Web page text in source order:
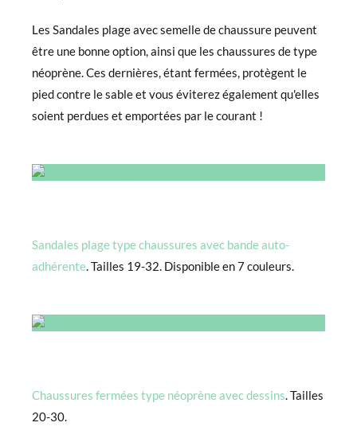
Les Sandales plage avec semelle de chaussure peuvent
être une bonne option, ainsi que les chaussures de type
néoprène. Ces dernières, étant fermées, protègent le
pied contre le sable et vous éviterez également qu'elles
soient perdues et emportées par le courant !
Sandales plage type chaussures avec bande auto-
adhérente. Tailles 19-32. Disponible en 7 couleurs.
Chaussures fermées type néoprène avec dessins. Tailles
20-30.